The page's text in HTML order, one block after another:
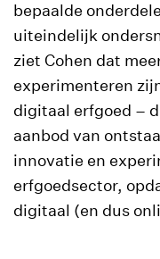
bepaalde
uiteindelijk
ziet Cohen dat
experimenteren
digitaal erfgoed –
aanbod van
innovatie en
erfgoedsector,
digitaal (en dus